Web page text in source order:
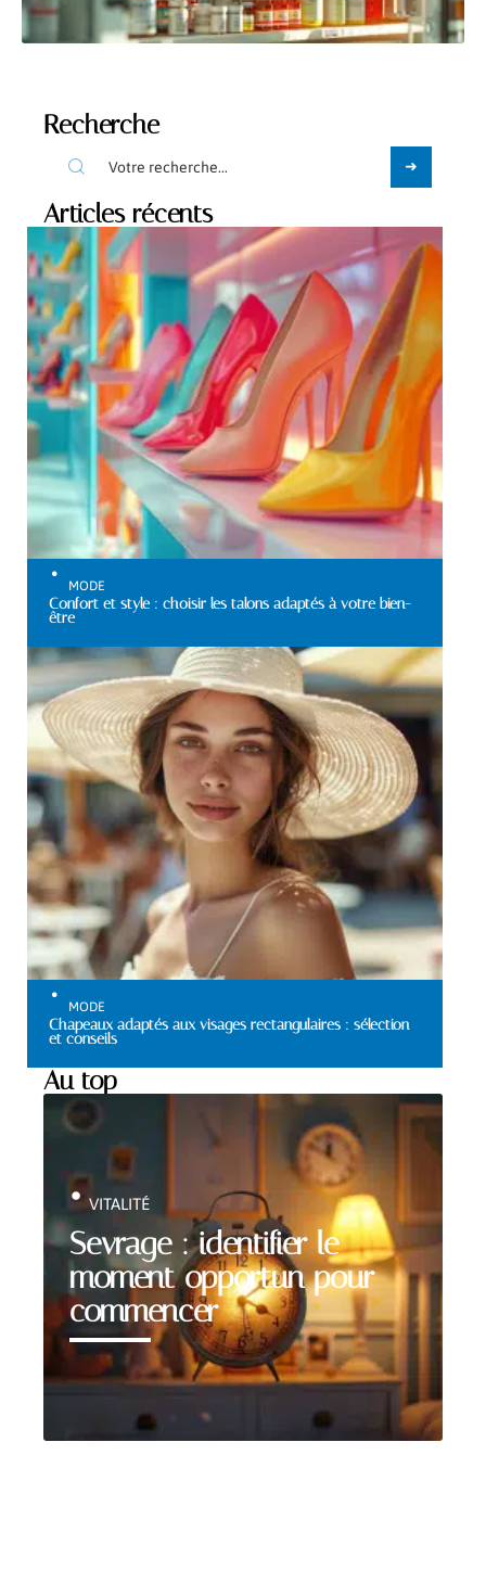
Recherche
Articles récents
MODE
Confort et style : choisir les talons adaptés à votre bien-
être
MODE
Chapeaux adaptés aux visages rectangulaires : sélection
et conseils
Au top
Sevrage : identifier le
moment opportun pour
commencer
VITALITÉ